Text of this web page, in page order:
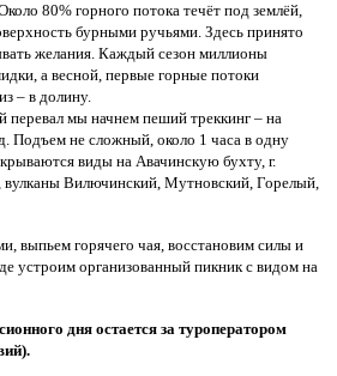
80% горного потока течёт под землёй,
бурными ручьями. Здесь принято
желания. Каждый сезон миллионы
а весной, первые горные потоки
– в долину.
мы начнем пеший треккинг – на
Подъем не сложный, около 1 часа в одну
виды на Авачинскую бухту, г.
вулканы Вилючинский, Мутновский, Горелый,
выпьем горячего чая, восстановим силы и
устроим организованный пикник с видом на
дня остается за туроператором